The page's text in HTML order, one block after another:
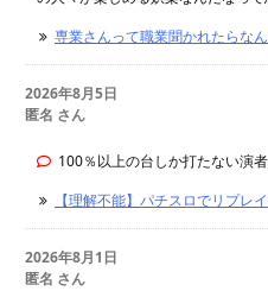
専業さんって職業聞かれたらな
2026年8月5日
匿名 さん
100％以上の台しか打たない演
【理解不能】パチスロでリプレ
2026年8月1日
匿名 さん